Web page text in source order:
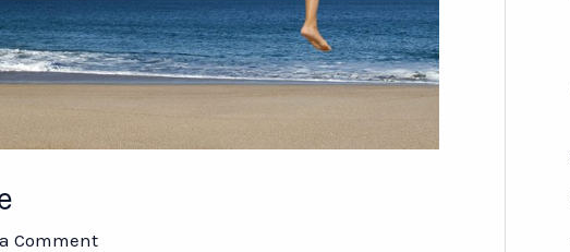
Comment